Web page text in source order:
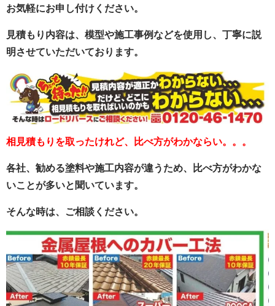
お気軽にお申し付けください。
見積もり内容は、模型や施工事例などを使用し、丁寧に説
明させていただいております。
相見積もりを取ったけれど、比べ方がわかならい。。。
各社、勧める塗料や施工内容が違うため、比べ方がわかな
いことが多いと聞いています。
そんな時は、ご相談ください。